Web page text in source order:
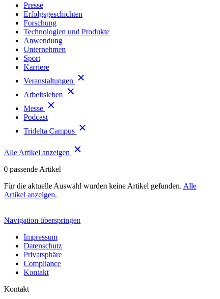
Presse
Erfolgsgeschichten
Forschung
Technologien und Produkte
Anwendung
Unternehmen
Sport
Karriere
Veranstaltungen
Arbeitsleben
Messe
Podcast
Tridelta Campus
Alle Artikel anzeigen
0 passende Artikel
Für die aktuelle Auswahl wurden keine Artikel gefunden. Alle
Artikel anzeigen.
Navigation überspringen
Impressum
Datenschutz
Privatsphäre
Compliance
Kontakt
Kontakt